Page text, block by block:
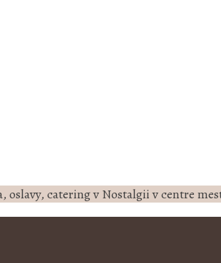
catering v Nostalgii v centre